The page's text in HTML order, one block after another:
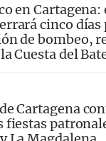
en Cartagena:
cinco días
de bombeo,
Cuesta del
Cartagena
fiestas